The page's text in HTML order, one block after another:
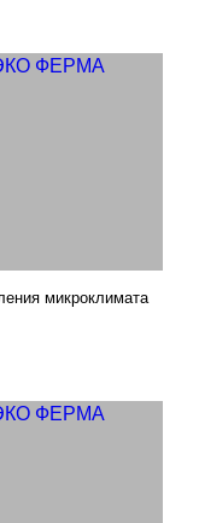
микроклимата